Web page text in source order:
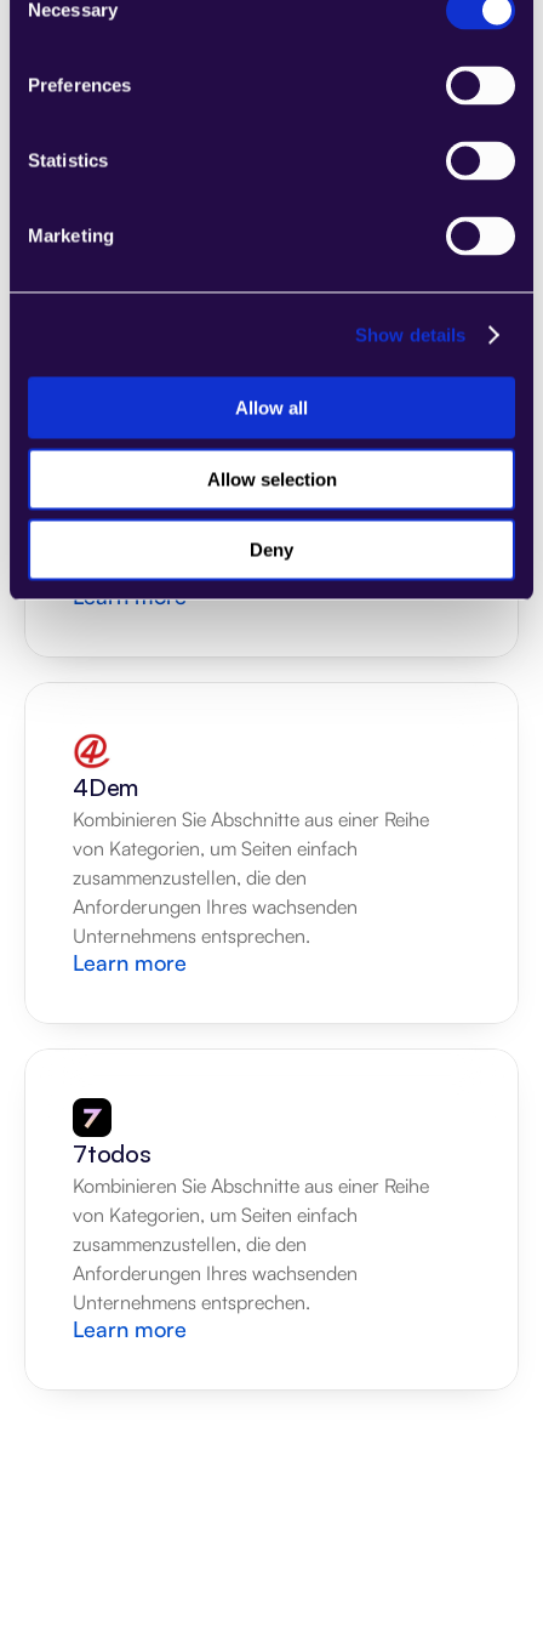
Selection
Necessary
Preferences
Statistics
Marketing
Show details
Allow all
Allow selection
Deny
Kombinieren Sie Abschnitte aus einer Reihe
Anforderungen Ihres wachsenden
Learn more
Kombinieren Sie Abschnitte aus einer Reihe
von Kategorien, um Seiten einfach
zusammenzustellen, die den
Anforderungen Ihres wachsenden
Learn more
4Dem
Kombinieren Sie Abschnitte aus einer Reihe
von Kategorien, um Seiten einfach
zusammenzustellen, die den
Anforderungen Ihres wachsenden
Unternehmens entsprechen.
Learn more
7todos
Kombinieren Sie Abschnitte aus einer Reihe
von Kategorien, um Seiten einfach
zusammenzustellen, die den
Anforderungen Ihres wachsenden
Unternehmens entsprechen.
Learn more